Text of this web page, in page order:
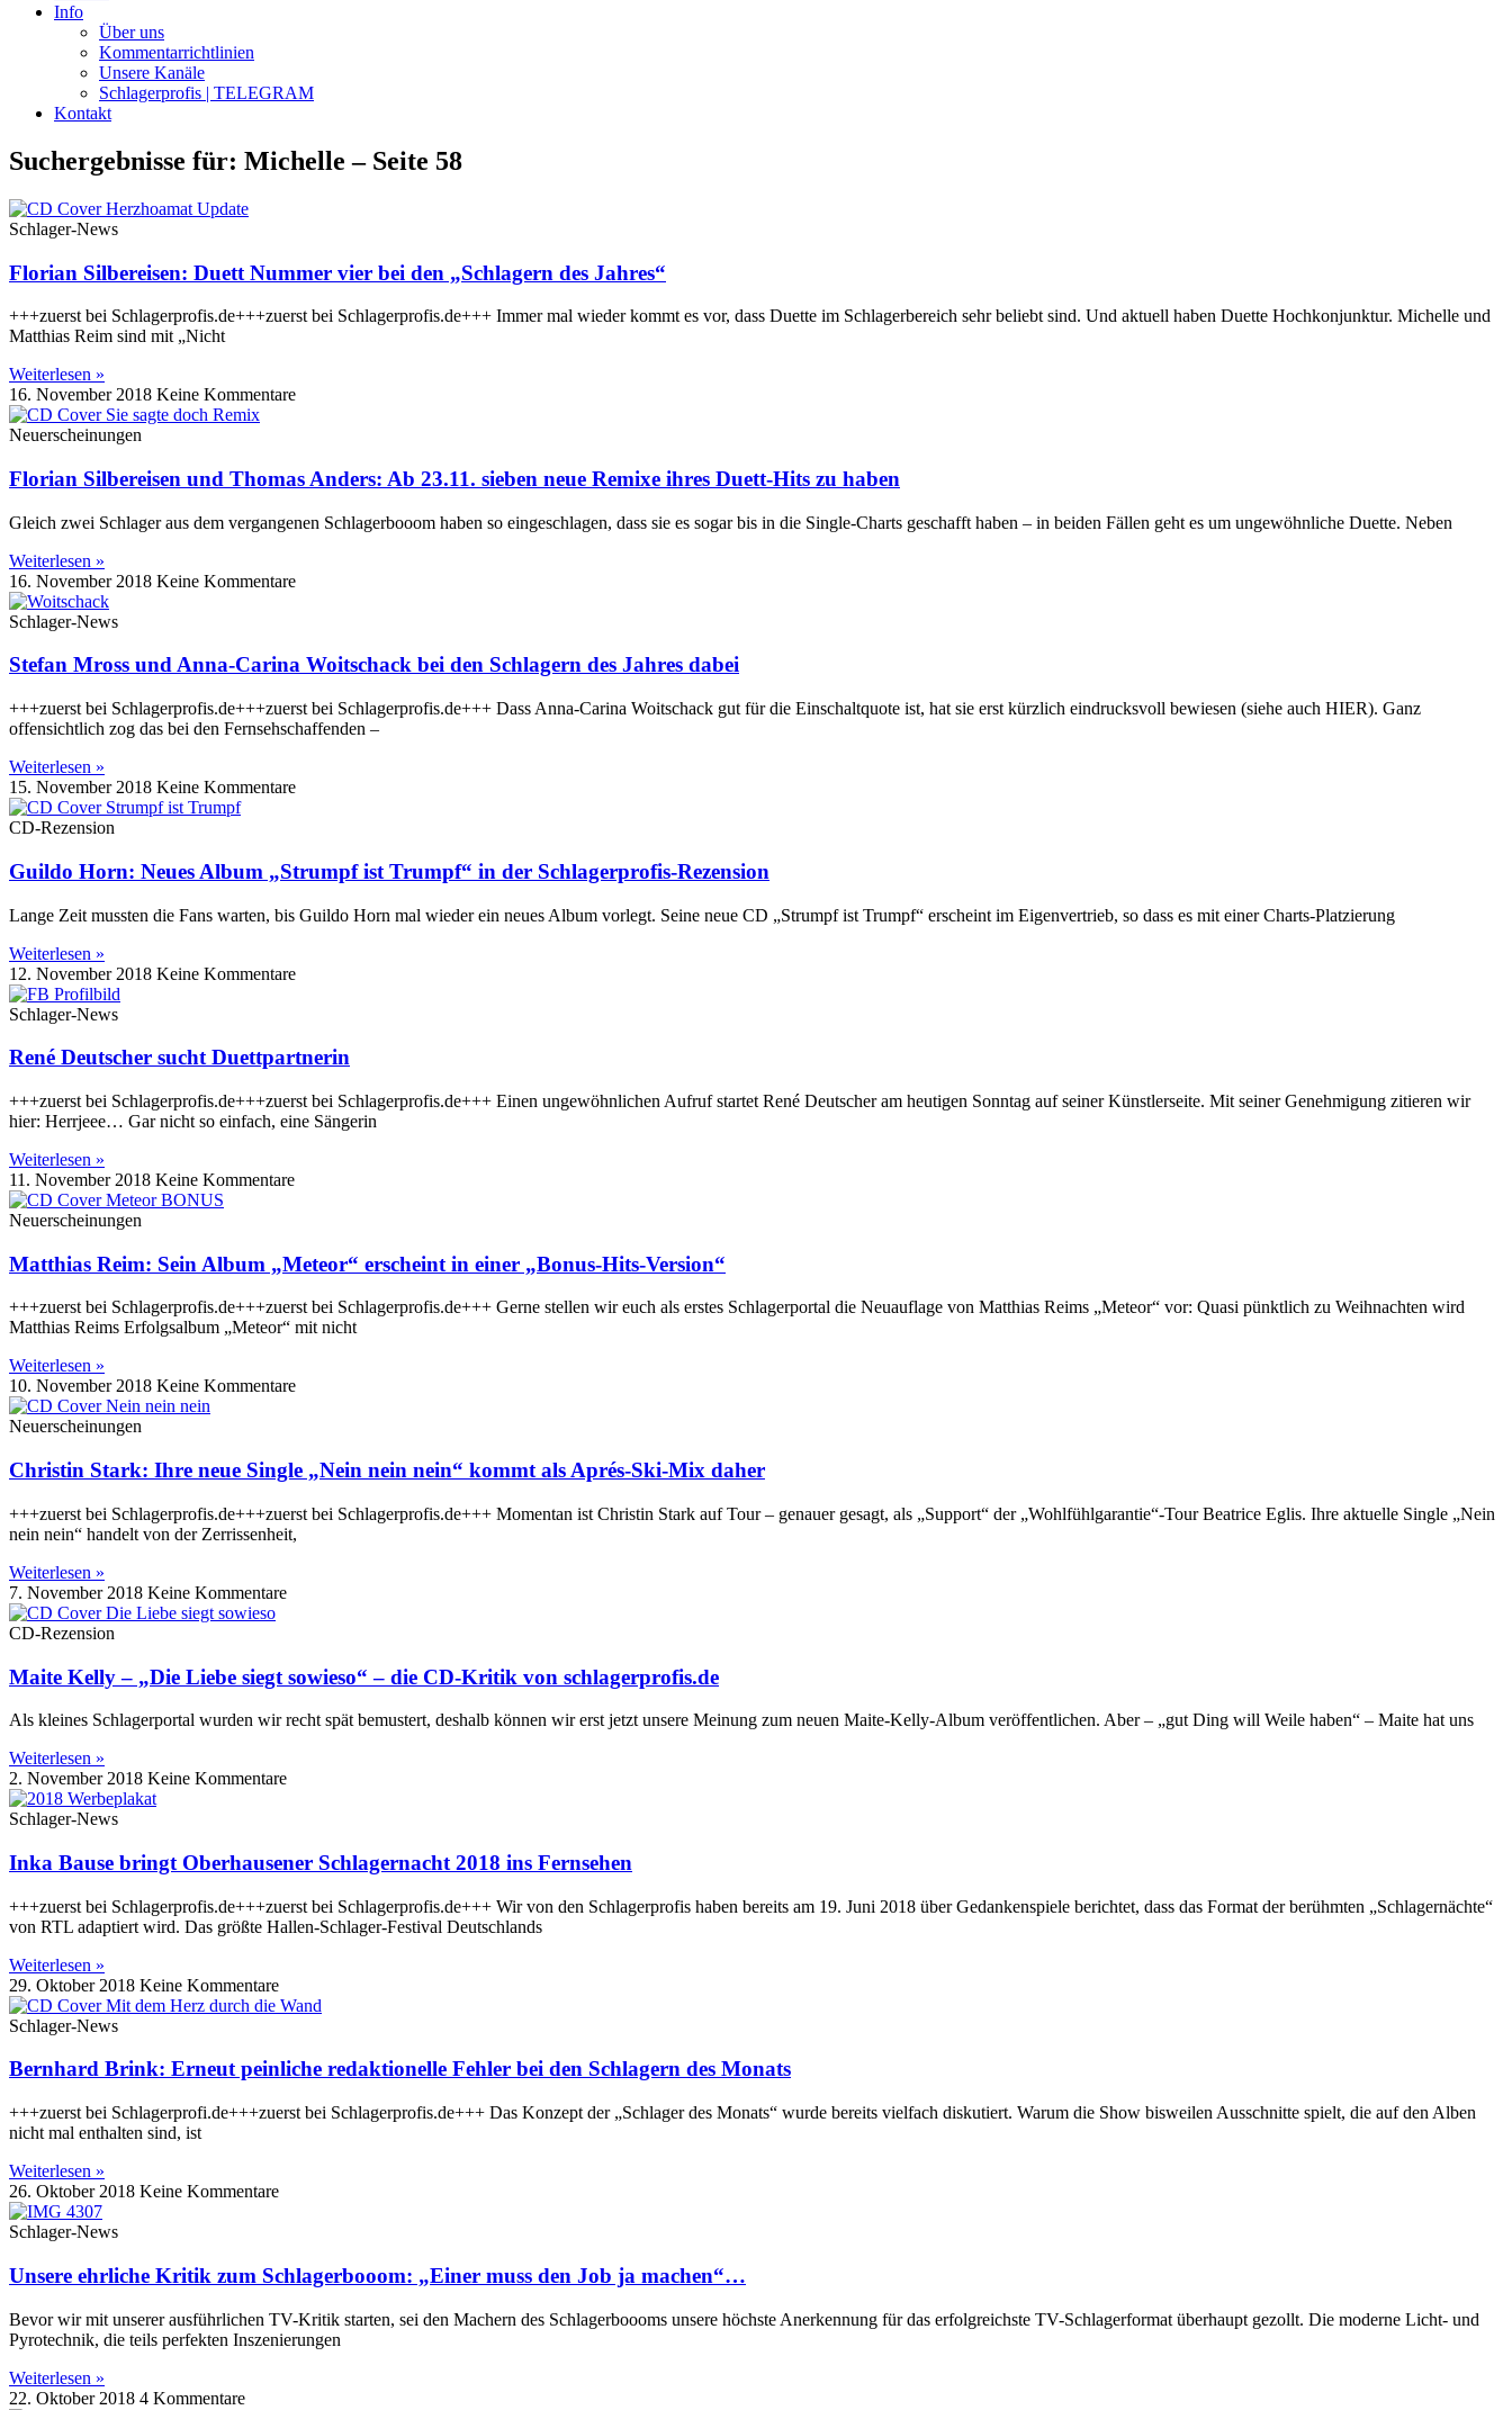
Info
Über uns
Kommentarrichtlinien
Unsere Kanäle
Schlagerprofis | TELEGRAM
Kontakt
Suchergebnisse für: Michelle – Seite 58
Schlager-News
Florian Silbereisen: Duett Nummer vier bei den „Schlagern des Jahres“
+++zuerst bei Schlagerprofis.de+++zuerst bei Schlagerprofis.de+++ Immer mal wieder kommt es vor, dass Duette im Schlagerbereich sehr beliebt sind. Und aktuell haben Duette Hochkonjunktur. Michelle und
Matthias Reim sind mit „Nicht
Weiterlesen »
16. November 2018 Keine Kommentare
Neuerscheinungen
Florian Silbereisen und Thomas Anders: Ab 23.11. sieben neue Remixe ihres Duett-Hits zu haben
Gleich zwei Schlager aus dem vergangenen Schlagerbooom haben so eingeschlagen, dass sie es sogar bis in die Single-Charts geschafft haben – in beiden Fällen geht es um ungewöhnliche Duette. Neben
Weiterlesen »
16. November 2018 Keine Kommentare
Schlager-News
Stefan Mross und Anna-Carina Woitschack bei den Schlagern des Jahres dabei
+++zuerst bei Schlagerprofis.de+++zuerst bei Schlagerprofis.de+++ Dass Anna-Carina Woitschack gut für die Einschaltquote ist, hat sie erst kürzlich eindrucksvoll bewiesen (siehe auch HIER). Ganz
offensichtlich zog das bei den Fernsehschaffenden –
Weiterlesen »
15. November 2018 Keine Kommentare
CD-Rezension
Guildo Horn: Neues Album „Strumpf ist Trumpf“ in der Schlagerprofis-Rezension
Lange Zeit mussten die Fans warten, bis Guildo Horn mal wieder ein neues Album vorlegt. Seine neue CD „Strumpf ist Trumpf“ erscheint im Eigenvertrieb, so dass es mit einer Charts-Platzierung
Weiterlesen »
12. November 2018 Keine Kommentare
Schlager-News
René Deutscher sucht Duettpartnerin
+++zuerst bei Schlagerprofis.de+++zuerst bei Schlagerprofis.de+++ Einen ungewöhnlichen Aufruf startet René Deutscher am heutigen Sonntag auf seiner Künstlerseite. Mit seiner Genehmigung zitieren wir
hier: Herrjeee… Gar nicht so einfach, eine Sängerin
Weiterlesen »
11. November 2018 Keine Kommentare
Neuerscheinungen
Matthias Reim: Sein Album „Meteor“ erscheint in einer „Bonus-Hits-Version“
+++zuerst bei Schlagerprofis.de+++zuerst bei Schlagerprofis.de+++ Gerne stellen wir euch als erstes Schlagerportal die Neuauflage von Matthias Reims „Meteor“ vor: Quasi pünktlich zu Weihnachten wird
Matthias Reims Erfolgsalbum „Meteor“ mit nicht
Weiterlesen »
10. November 2018 Keine Kommentare
Neuerscheinungen
Christin Stark: Ihre neue Single „Nein nein nein“ kommt als Aprés-Ski-Mix daher
+++zuerst bei Schlagerprofis.de+++zuerst bei Schlagerprofis.de+++ Momentan ist Christin Stark auf Tour – genauer gesagt, als „Support“ der „Wohlfühlgarantie“-Tour Beatrice Eglis. Ihre aktuelle Single „Nein
nein nein“ handelt von der Zerrissenheit,
Weiterlesen »
7. November 2018 Keine Kommentare
CD-Rezension
Maite Kelly – „Die Liebe siegt sowieso“ – die CD-Kritik von schlagerprofis.de
Als kleines Schlagerportal wurden wir recht spät bemustert, deshalb können wir erst jetzt unsere Meinung zum neuen Maite-Kelly-Album veröffentlichen. Aber – „gut Ding will Weile haben“ – Maite hat uns
Weiterlesen »
2. November 2018 Keine Kommentare
Schlager-News
Inka Bause bringt Oberhausener Schlagernacht 2018 ins Fernsehen
+++zuerst bei Schlagerprofis.de+++zuerst bei Schlagerprofis.de+++ Wir von den Schlagerprofis haben bereits am 19. Juni 2018 über Gedankenspiele berichtet, dass das Format der berühmten „Schlagernächte“
von RTL adaptiert wird. Das größte Hallen-Schlager-Festival Deutschlands
Weiterlesen »
29. Oktober 2018 Keine Kommentare
Schlager-News
Bernhard Brink: Erneut peinliche redaktionelle Fehler bei den Schlagern des Monats
+++zuerst bei Schlagerprofi.de+++zuerst bei Schlagerprofis.de+++ Das Konzept der „Schlager des Monats“ wurde bereits vielfach diskutiert. Warum die Show bisweilen Ausschnitte spielt, die auf den Alben
nicht mal enthalten sind, ist
Weiterlesen »
26. Oktober 2018 Keine Kommentare
Schlager-News
Unsere ehrliche Kritik zum Schlagerbooom: „Einer muss den Job ja machen“…
Bevor wir mit unserer ausführlichen TV-Kritik starten, sei den Machern des Schlagerboooms unsere höchste Anerkennung für das erfolgreichste TV-Schlagerformat überhaupt gezollt. Die moderne Licht- und
Pyrotechnik, die teils perfekten Inszenierungen
Weiterlesen »
22. Oktober 2018 4 Kommentare